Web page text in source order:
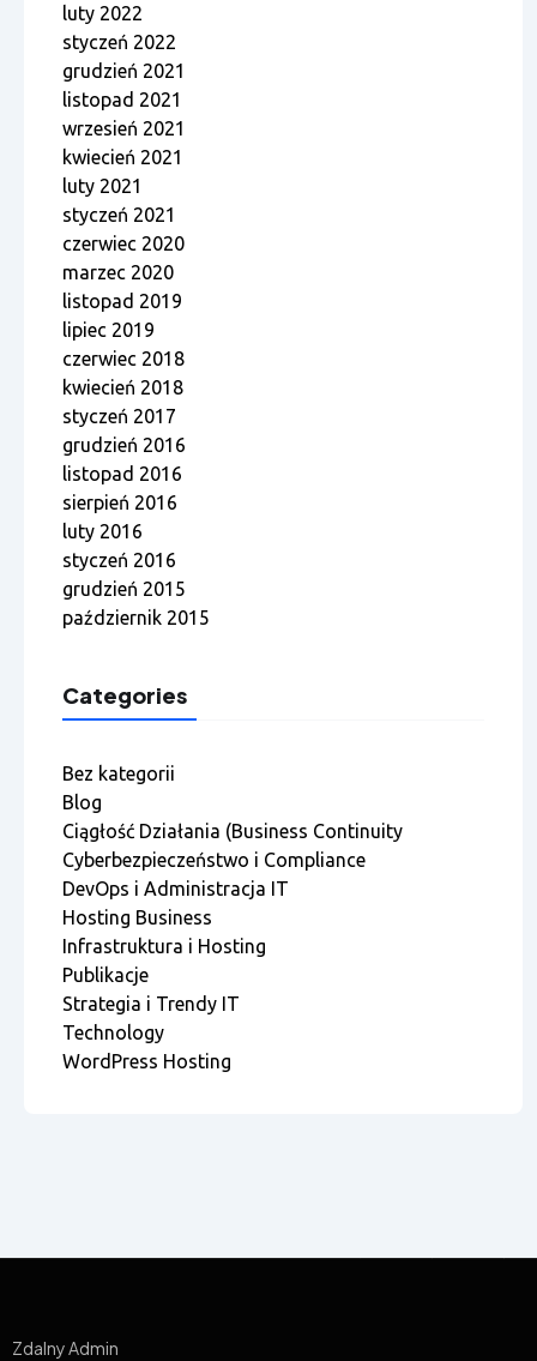
luty 2022
styczeń 2022
grudzień 2021
listopad 2021
wrzesień 2021
kwiecień 2021
luty 2021
styczeń 2021
czerwiec 2020
marzec 2020
listopad 2019
lipiec 2019
czerwiec 2018
kwiecień 2018
styczeń 2017
grudzień 2016
listopad 2016
sierpień 2016
luty 2016
styczeń 2016
grudzień 2015
październik 2015
Categories
Bez kategorii
Blog
Ciągłość Działania (Business Continuity
Cyberbezpieczeństwo i Compliance
DevOps i Administracja IT
Hosting Business
Infrastruktura i Hosting
Publikacje
Strategia i Trendy IT
Technology
WordPress Hosting
Zdalny Admin